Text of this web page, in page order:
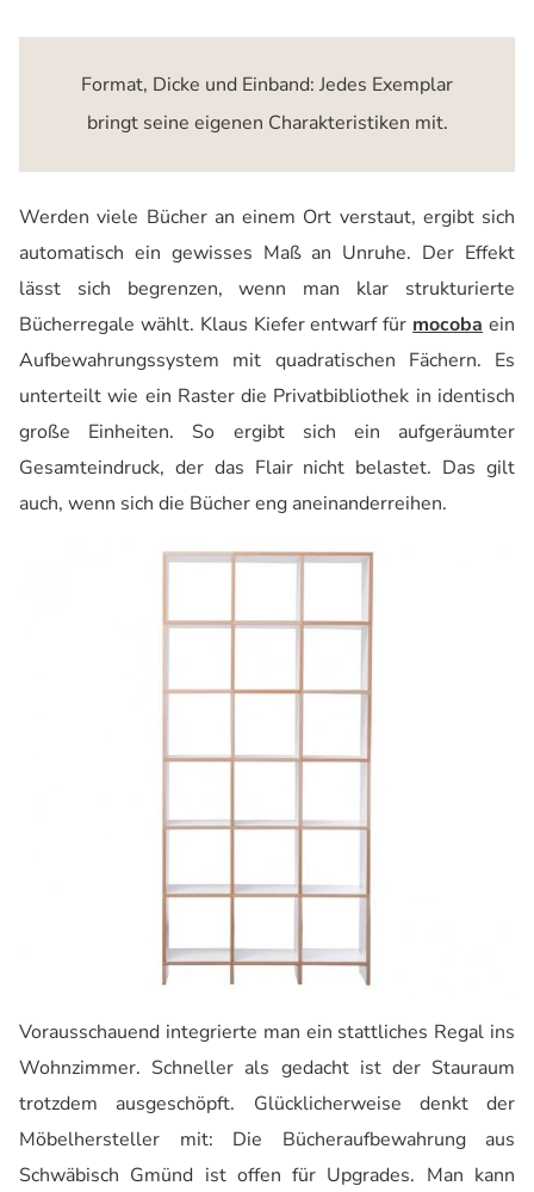
Format, Dicke und Einband: Jedes Exemplar
bringt seine eigenen Charakteristiken mit.
Werden viele Bücher an einem Ort verstaut, ergibt sich
automatisch ein gewisses Maß an Unruhe. Der Effekt
lässt sich begrenzen, wenn man klar strukturierte
Bücherregale wählt. Klaus Kiefer entwarf für mocoba ein
Aufbewahrungssystem mit quadratischen Fächern. Es
unterteilt wie ein Raster die Privatbibliothek in identisch
große Einheiten. So ergibt sich ein aufgeräumter
Gesamteindruck, der das Flair nicht belastet. Das gilt
auch, wenn sich die Bücher eng aneinanderreihen.
Vorausschauend integrierte man ein stattliches Regal ins
Wohnzimmer. Schneller als gedacht ist der Stauraum
trotzdem ausgeschöpft. Glücklicherweise denkt der
Möbelhersteller mit: Die Bücheraufbewahrung aus
Schwäbisch Gmünd ist offen für Upgrades. Man kann